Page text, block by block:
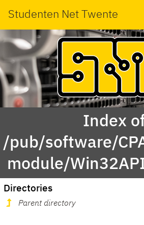
Studenten Net Twente
Index
/pub/software/
module/
Directories
Parent directory